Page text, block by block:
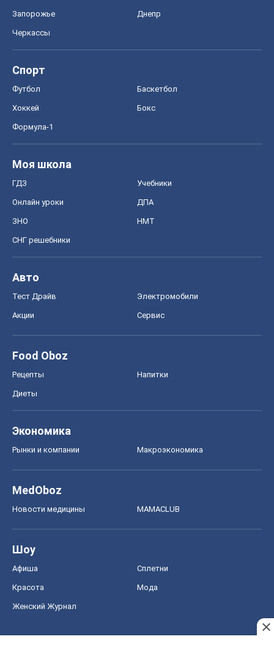
Запорожье Днепр
Черкассы
Спорт
Футбол Баскетбол
Хоккей Бокс
Формула-1
Моя школа
ГДЗ Учебники
Онлайн уроки ДПА
ЗНО НМТ
СНГ решебники
Авто
Тест Драйв Электромобили
Акции Сервис
Food Oboz
Рецепты Напитки
Диеты
Экономика
Рынки и компании Mакроэкономика
MedOboz
Новости медицины MAMACLUB
Шоу
Афиша Сплетни
Красота Мода
Женский Журнал